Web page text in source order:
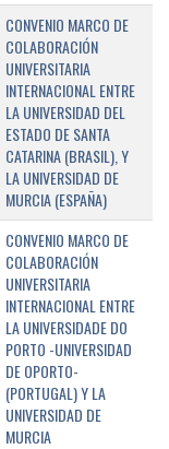
CONVENIO MARCO DE
COLABORACIÓN
UNIVERSITARIA
INTERNACIONAL ENTRE
LA UNIVERSIDAD DEL
ESTADO DE SANTA
CATARINA (BRASIL), Y
LA UNIVERSIDAD DE
MURCIA (ESPAÑA)
CONVENIO MARCO DE
COLABORACIÓN
UNIVERSITARIA
INTERNACIONAL ENTRE
LA UNIVERSIDADE DO
PORTO -UNIVERSIDAD
DE OPORTO-
(PORTUGAL) Y LA
UNIVERSIDAD DE
MURCIA